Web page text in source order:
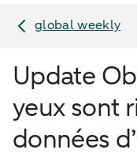
global weekly
Update
yeux sont
données